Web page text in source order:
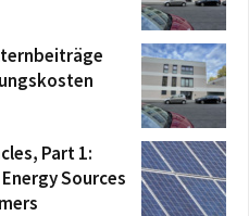
Part 1:
Sources